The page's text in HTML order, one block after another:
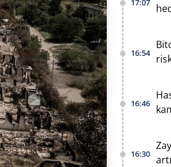
17:07
16:54
16:46
16:30